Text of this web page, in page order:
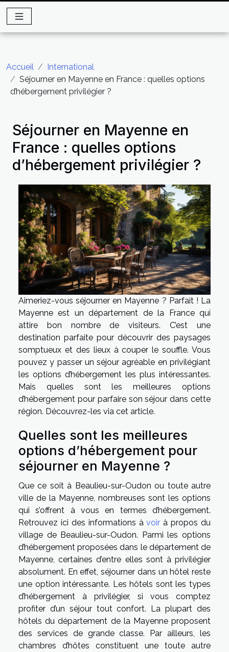
Accueil
International
Séjourner en Mayenne en France : quelles options
d’hébergement privilégier ?
Séjourner en Mayenne en
France : quelles options
d’hébergement privilégier ?
Aimeriez-vous séjourner en Mayenne ? Parfait ! La
Mayenne est un département de la France qui
attire bon nombre de visiteurs. C’est une
destination parfaite pour découvrir des paysages
somptueux et des lieux à couper le souffle. Vous
pouvez y passer un séjour agréable en privilégiant
les options d’hébergement les plus intéressantes.
Mais quelles sont les meilleures options
d’hébergement pour parfaire son séjour dans cette
région. Découvrez-les via cet article.
Quelles sont les meilleures
options d’hébergement pour
séjourner en Mayenne ?
Que ce soit à Beaulieu-sur-Oudon ou toute autre
ville de la Mayenne, nombreuses sont les options
qui s’offrent à vous en termes d’hébergement.
Retrouvez ici des informations àvoir à propos du
village de Beaulieu-sur-Oudon. Parmi les options
d’hébergement proposées dans le département de
Mayenne, certaines d’entre elles sont à privilégier
absolument. En effet, séjourner dans un hôtel reste
une option intéressante. Les hôtels sont les types
d’hébergement à privilégier, si vous comptez
profiter d’un séjour tout confort. La plupart des
hôtels du département de la Mayenne proposent
des services de grande classe. Par ailleurs, les
chambres d’hôtes constituent une toute autre